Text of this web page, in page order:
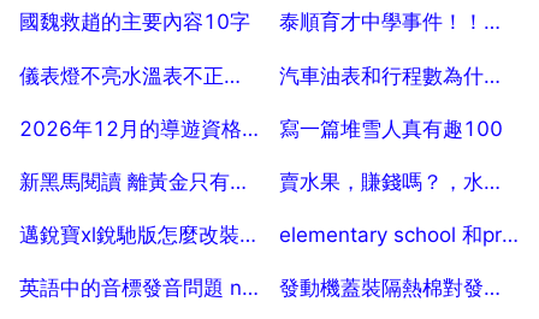
2025-07-18 2025-07-18
國魏救趙的主要內容10字
2025-07-18
泰順育才中學事件！！泰順育才學校倒閉事件
2025-07-18
儀表燈不亮水溫表不正常是怎麼回事
2025-07-18
汽車油表和行程數為什麼不會動
2025-07-18
2026年12月的導遊資格考試通過之後應該怎麼辦
2025-07-18
寫一篇堆雪人真有趣100
2025-07-18
新黑馬閱讀 離黃金只有3英呎 答案
2025-07-18
賣水果，賺錢嗎？，水果門店那種，
2025-07-18
邁銳寶xl銳馳版怎麼改裝定速巡航
2025-07-18
elementary school 和primary school有什麼區別
2025-07-18
英語中的音標發音問題 n 和 l。謝謝。 發動機蓋裝隔熱棉對發動機有影響嗎